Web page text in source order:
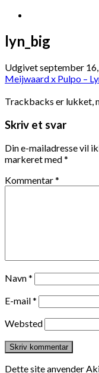
lyn_big
Udgivetseptember
Meijwaard x Pulpo –
Trackbacks er lukket,
Skriv et svar
Din e-mailadresse vil
markeret med*
Kommentar*
Navn*
E-mail*
Websted
Dette site anvender